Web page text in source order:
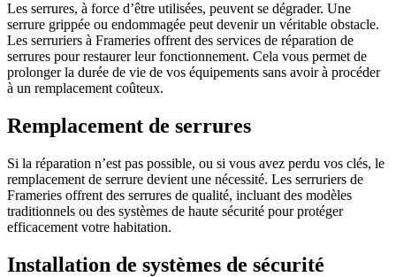
Les serrures, à force d’être utilisées, peuvent se dégrader. Une
serrure grippée ou endommagée peut devenir un véritable obstacle.
Les serruriers à Frameries offrent des services de réparation de
serrures pour restaurer leur fonctionnement. Cela vous permet de
prolonger la durée de vie de vos équipements sans avoir à procéder
à un remplacement coûteux.
Remplacement de serrures
Si la réparation n’est pas possible, ou si vous avez perdu vos clés, le
remplacement de serrure devient une nécessité. Les serruriers de
Frameries offrent des serrures de qualité, incluant des modèles
traditionnels ou des systèmes de haute sécurité pour protéger
efficacement votre habitation.
Installation de systèmes de sécurité